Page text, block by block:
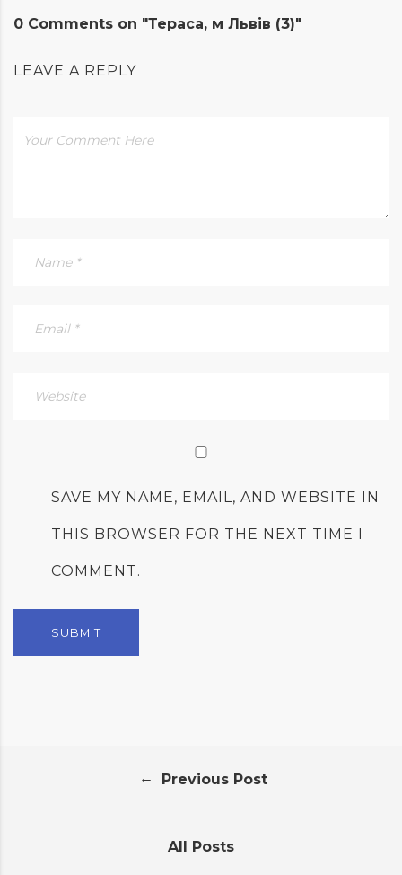
0 Comments on "Тераса, м Львів (3)"
LEAVE A REPLY
SAVE MY NAME, EMAIL, AND WEBSITE IN
THIS BROWSER FOR THE NEXT TIME I
COMMENT.
← Previous Post
All Posts